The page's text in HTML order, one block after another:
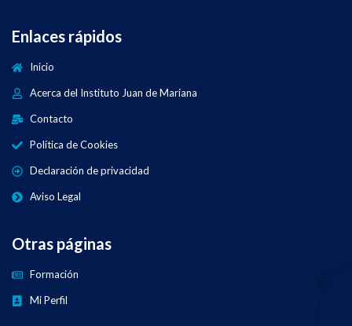
Enlaces rápidos
Inicio
Acerca del Instituto Juan de Mariana
Contacto
Política de Cookies
Declaración de privacidad
Aviso Legal
Otras páginas
Formación
Mi Perfil